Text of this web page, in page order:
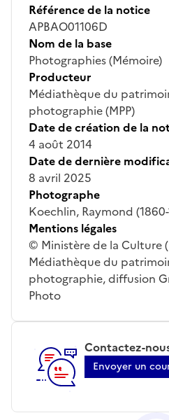
Référence de la notice
APBAO01106D
Nom de la base
Photographies (Mémoire)
Producteur
Médiathèque du
photographie (MPP)
Date de création de la
4 août 2014
Date de dernière
8 avril 2025
Photographe
Koechlin, Raymond
Mentions légales
© Ministère de la Culture
Médiathèque du
photographie, diffusion
Photo
Contactez-
Envoyer un